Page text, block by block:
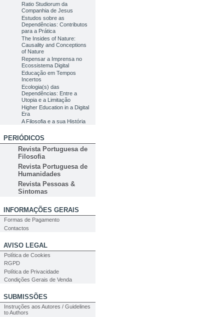
Ratio Studiorum da
Companhia de Jesus
Estudos sobre as
Dependências: Contributos
para a Prática
The Insides of Nature:
Causality and Conceptions
of Nature
Repensar a Imprensa no
Ecossistema Digital
Educação em Tempos
Incertos
Ecologia(s) das
Dependências: Entre a
Utopia e a Limitação
Higher Education in a Digital
Era
A Filosofia e a sua História
PERIÓDICOS
Revista Portuguesa de
Filosofia
Revista Portuguesa de
Humanidades
Revista Pessoas &
Sintomas
INFORMAÇÕES GERAIS
Formas de Pagamento
Contactos
AVISO LEGAL
Política de Cookies
RGPD
Política de Privacidade
Condições Gerais de Venda
SUBMISSÕES
Instruções aos Autores / Guidelines
to Authors